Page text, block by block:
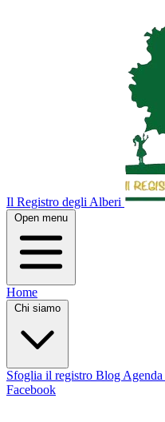
Il Registro degli Alberi
Open menu
Home
Chi siamo
Sfoglia il registro Blog Agenda
Facebook